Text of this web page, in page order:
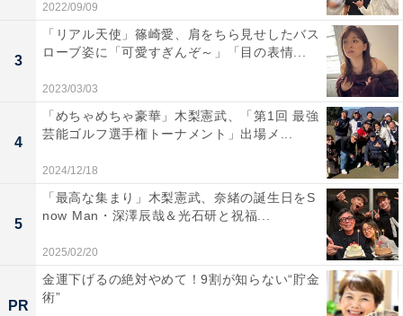
2022/09/09
3
「リアル天使」篠崎愛、肩をちら見せしたバス
ローブ姿に「可愛すぎんぞ～」「目の表情...
2023/03/03
4
「めちゃめちゃ豪華」木梨憲武、「第1回 最強
芸能ゴルフ選手権トーナメント」出場メ...
2024/12/18
5
「最高な集まり」木梨憲武、奈緒の誕生日をS
now Man・深澤辰哉＆光石研と祝福...
2025/02/20
PR
金運下げるの絶対やめて！9割が知らない“貯金
術”